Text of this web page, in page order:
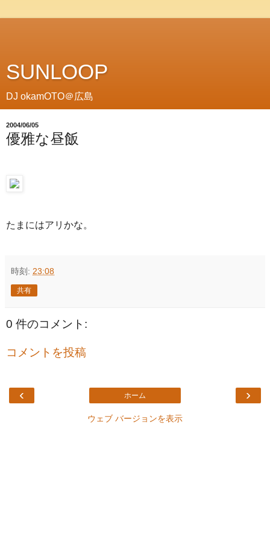
SUNLOOP
DJ okamOTO＠広島
2004/06/05
優雅な昼飯
たまにはアリかな。
時刻: 23:08
共有
0 件のコメント:
コメントを投稿
‹ ›
ホーム
ウェブ バージョンを表示